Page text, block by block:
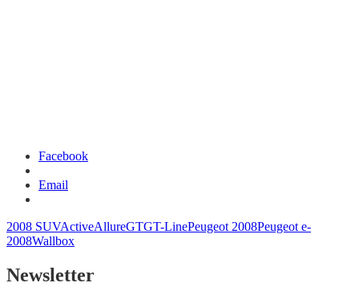
Facebook
Email
2008 SUVActiveAllureGTGT-LinePeugeot 2008Peugeot e-
2008Wallbox
Newsletter